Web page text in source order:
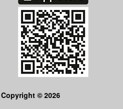
Copyright © 2026